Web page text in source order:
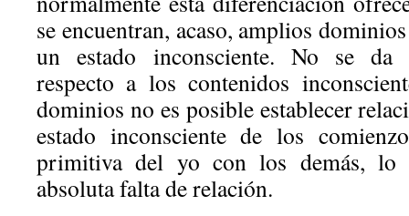
se encuentran, acaso, amplios
un estado inconsciente. No se da
respecto a los contenidos
dominios no es posible establecer
estado inconsciente de los
primitiva del yo con los demás, lo
absoluta falta de relación.